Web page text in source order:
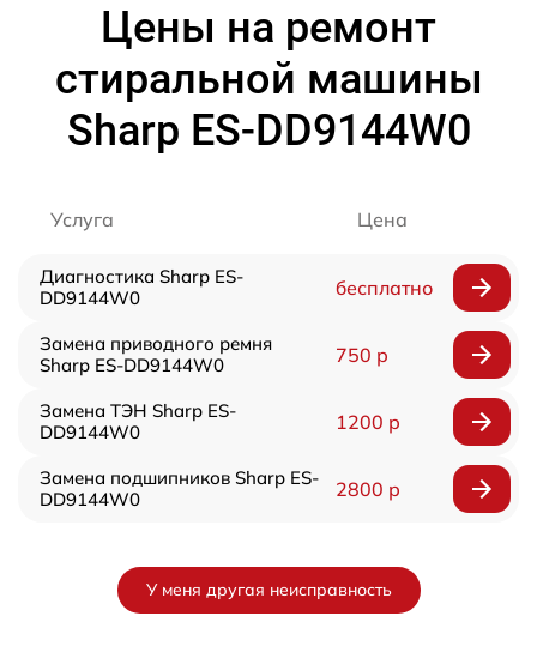
Цены на ремонт
стиральной машины
Sharp ES-DD9144W0
Услуга Цена
Диагностика Sharp ES-
DD9144W0
бесплатно
Замена приводного ремня
Sharp ES-DD9144W0
750 р
Замена ТЭН Sharp ES-
DD9144W0
1200 р
Замена подшипников Sharp ES-
DD9144W0
2800 р
У меня другая неисправность